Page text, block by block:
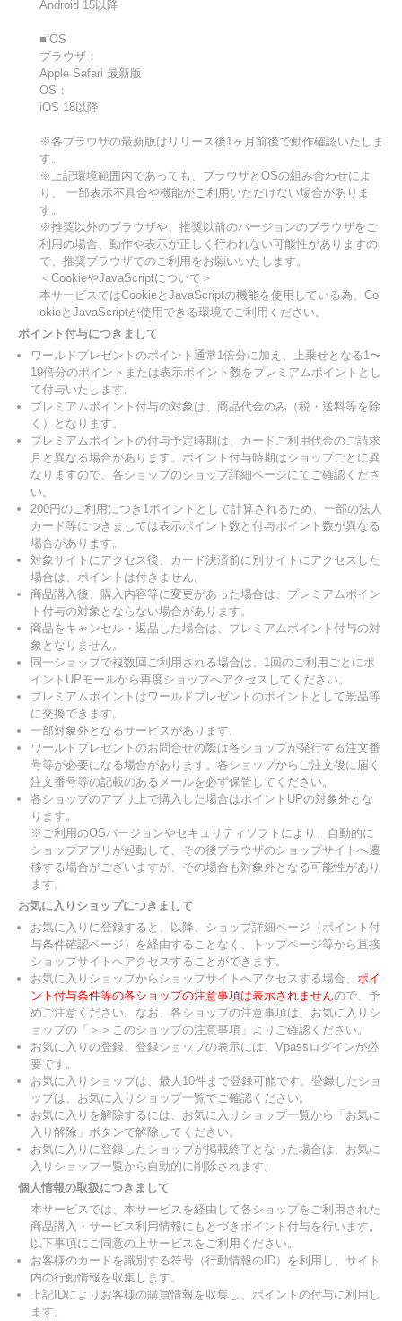
Android 15以降
■iOS
ブラウザ：
Apple Safari 最新版
OS：
iOS 18以降
※各ブラウザの最新版はリリース後1ヶ月前後で動作確認いたしま
す。
※上記環境範囲内であっても、ブラウザとOSの組み合わせによ
り、 一部表示不具合や機能がご利用いただけない場合がありま
す。
※推奨以外のブラウザや、推奨以前のバージョンのブラウザをご
利用の場合、動作や表示が正しく行われない可能性がありますの
で、推奨ブラウザでのご利用をお願いいたします。
＜CookieやJavaScriptについて＞
本サービスではCookieとJavaScriptの機能を使用している為、Co
okieとJavaScriptが使用できる環境でご利用ください。
ポイント付与につきまして
ワールドプレゼントのポイント通常1倍分に加え、上乗せとなる1〜
19倍分のポイントまたは表示ポイント数をプレミアムポイントとし
て付与いたします。
プレミアムポイント付与の対象は、商品代金のみ（税・送料等を除
く）となります。
プレミアムポイントの付与予定時期は、カードご利用代金のご請求
月と異なる場合があります。ポイント付与時期はショップごとに異
なりますので、各ショップのショップ詳細ページにてご確認くださ
い。
200円のご利用につき1ポイントとして計算されるため、一部の法人
カード等につきましては表示ポイント数と付与ポイント数が異なる
場合があります。
対象サイトにアクセス後、カード決済前に別サイトにアクセスした
場合は、ポイントは付きません。
商品購入後、購入内容等に変更があった場合は、プレミアムポイン
ト付与の対象とならない場合があります。
商品をキャンセル・返品した場合は、プレミアムポイント付与の対
象となりません。
同一ショップで複数回ご利用される場合は、1回のご利用ごとにポ
イントUPモールから再度ショップへアクセスしてください。
プレミアムポイントはワールドプレゼントのポイントとして景品等
に交換できます。
一部対象外となるサービスがあります。
ワールドプレゼントのお問合せの際は各ショップが発行する注文番
号等が必要になる場合があります。各ショップからご注文後に届く
注文番号等の記載のあるメールを必ず保管してください。
各ショップのアプリ上で購入した場合はポイントUPの対象外とな
ります。
※ご利用のOSバージョンやセキュリティソフトにより、自動的に
ショップアプリが起動して、その後ブラウザのショップサイトへ遷
移する場合がございますが、その場合も対象外となる可能性があり
ます。
お気に入りショップにつきまして
お気に入りに登録すると、以降、ショップ詳細ページ（ポイント付
与条件確認ページ）を経由することなく、トップページ等から直接
ショップサイトへアクセスすることができます。
お気に入りショップからショップサイトへアクセスする場合、 ポイ
ント付与条件等の各ショップの注意事項は表示されませんので、予
めご注意ください。なお、各ショップの注意事項は、お気に入りシ
ョップの「＞＞このショップの注意事項」よりご確認ください。
お気に入りの登録、登録ショップの表示には、Vpassログインが必
要です。
お気に入りショップは、最大10件まで登録可能です。登録したショ
ップは、お気に入りショップ一覧でご確認ください。
お気に入りを解除するには、お気に入りショップ一覧から「お気に
入り解除」ボタンで解除してください。
お気に入りに登録したショップが掲載終了となった場合は、お気に
入りショップ一覧から自動的に削除されます。
個人情報の取扱につきまして
本サービスでは、本サービスを経由して各ショップをご利用された
商品購入・サービス利用情報にもとづきポイント付与を行います。
以下事項にご同意の上サービスをご利用ください。
お客様のカードを識別する符号（行動情報のID）を利用し、サイト
内の行動情報を収集します。
上記IDによりお客様の購買情報を収集し、ポイントの付与に利用し
ます。